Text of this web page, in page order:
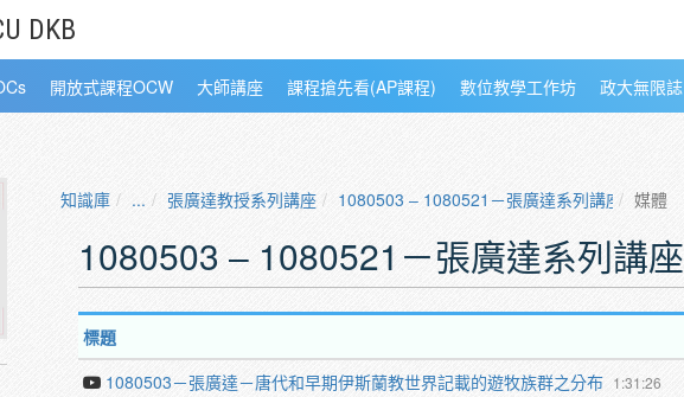
DKB
開放式課程OCW 大師講座 課程搶先看(AP課程) 數位教學工作坊 政大無限誌
知識庫 ... 張廣達教授系列講座 1080503 ‒ 1080521－張廣達系列講座 媒體
1080503 ‒ 1080521－張廣達系列講座
標題
1:31:26
1080503－張廣達－唐代和早期伊斯蘭教世界記載的遊牧族群之分布